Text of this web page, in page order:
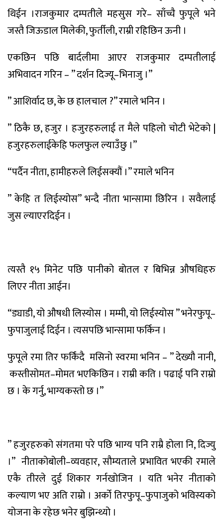
थिईन ।राजकुमार दम्पतीले महसुस गरे– साँच्चै फुपूले भने
जस्तैजिऊडालमिलेकी,फुर्तीली,राम्रीरहिछिनऊनी ।
एकछिन पछि बार्दलीमा आएर राजकुमार दम्पतीलाई
अभिवादनगरिन– ”दर्शनदिज्यू–भिनाजु ।”
”आशिर्वादछ,केछहालचाल?”रमालेभनिन ।
”ठिकैछ,हजुर । हजुरहरुलाईतमैलेपहिलोचोटीभेटेको |
हजुरहरुलाईकेहिफलफुलल्याउँछु ।”
“पर्दैननीता,हामीहरुलेलिईसक्यौं ।”रमालेभनिन
”केहि त लिईस्योस”भन्दै नीता भान्सामा छिरिन । सवैलाई
जुसल्याएरदिईन ।
त्यस्तै १५ मिनेट पछि पानीको बोतल र बिभिन्न औषधिहरु
लिएरनीताआईन।
“ड्याडी,योऔषधीलिस्योस । मम्मी,योलिईस्योस”भनेरफुपू–
फुपाजुलाईदिईन । त्यसपछिभान्सामाफर्किन ।
फुपूलेरमातिरफर्किंदै मसिनोस्वरमाभनिन– ”देख्यौनानी,
कस्तीसोमत–मोमतभएकिछिन । राम्रीकति । पढाईपनिराम्रो
छ । केगर्नु,भाग्यकस्तोछ ।”
”हजुरहरुकोसंगतमापरेपछिभाग्यपनिराम्रैहोलानि,दिज्यु
।”नीताकोबोली–व्यवहार,सौम्यताले प्रभावितभएकी रमाले
एकै तीरले दुई शिकार गर्नखोजिन । यति भनेर नीताको
कल्याणभएअतिराम्रो । अर्कोतिरफुपू–फुपाजुकोभविस्यको
योजनाकेरहेछभनेरबुझिन्थ्यो ।